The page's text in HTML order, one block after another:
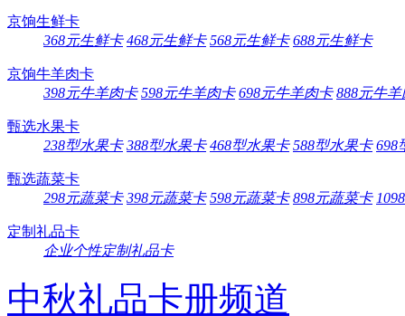
京饷生鲜卡
368元生鲜卡 468元生鲜卡 568元生鲜卡 688元生鲜卡
京饷牛羊肉卡
398元牛羊肉卡 598元牛羊肉卡 698元牛羊肉卡 888元牛羊
甄选水果卡
238型水果卡 388型水果卡 468型水果卡 588型水果卡 698
甄选蔬菜卡
298元蔬菜卡 398元蔬菜卡 598元蔬菜卡 898元蔬菜卡
定制礼品卡
企业个性定制礼品卡
中秋礼品卡册频道